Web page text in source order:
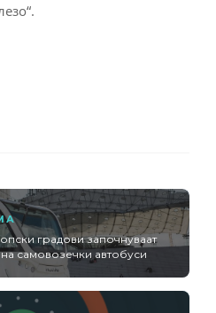
градови започнуваат
самовозечки автобуси